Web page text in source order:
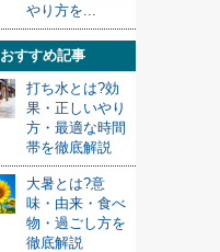
やり方を...
おすすめ記事
打ち水とは?効
果・正しいやり
方・最適な時間
帯を徹底解説
大暑とは?意
味・由来・食べ
物・過ごし方を
徹底解説